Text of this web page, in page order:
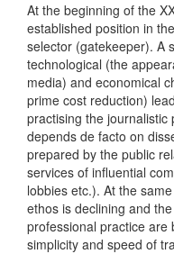
At the beginning of the
established position in
selector (gatekeeper). A
technological (the
media) and economical
prime cost reduction)
practising the journalistic
depends de facto on
prepared by the public
services of influential
lobbies etc.). At the
ethos is declining and
professional practice are
simplicity and speed of